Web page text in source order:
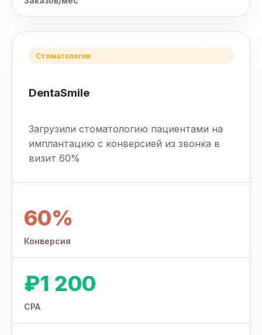
Стоматология
DentaSmile
Загрузили стоматологию пациентами на
имплантацию с конверсией из звонка в
визит 60%
60%
Конверсия
₽1 200
CPA